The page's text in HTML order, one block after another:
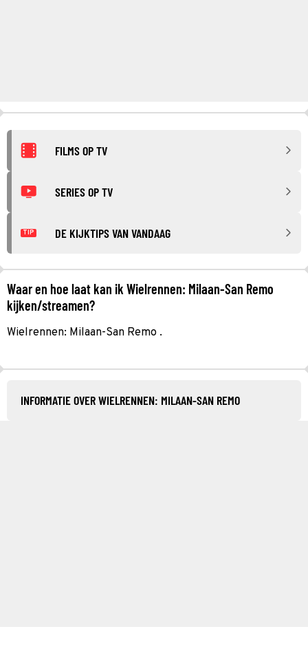
FILMS OP TV
SERIES OP TV
TIP DE KIJKTIPS VAN VANDAAG
Waar en hoe laat kan ik Wielrennen: Milaan-San Remo
kijken/streamen?
Wielrennen: Milaan-San Remo .
INFORMATIE OVER WIELRENNEN: MILAAN-SAN REMO